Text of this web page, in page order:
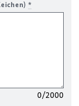
*
0/2000